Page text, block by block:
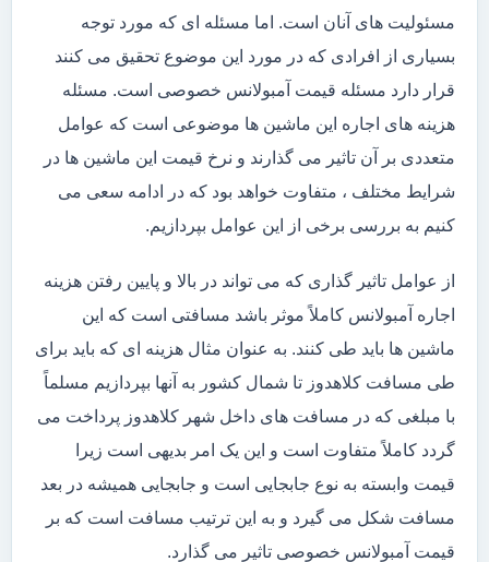
مسئولیت های آنان است. اما مسئله ای که مورد توجه
بسیاری از افرادی که در مورد این موضوع تحقیق می کنند
قرار دارد مسئله قیمت آمبولانس خصوصی است. مسئله
هزینه های اجاره این ماشین ها موضوعی است که عوامل
متعددی بر آن تاثیر می گذارند و نرخ قیمت این ماشین ها در
شرایط مختلف ، متفاوت خواهد بود که در ادامه سعی می
کنیم به بررسی برخی از این عوامل بپردازیم.
از عوامل تاثیر گذاری که می تواند در بالا و پایین رفتن هزینه
اجاره آمبولانس کاملاً موثر باشد مسافتی است که این
ماشین ها باید طی کنند. به عنوان مثال هزینه ای که باید برای
طی مسافت کلاهدوز تا شمال کشور به آنها بپردازیم مسلماً
با مبلغی که در مسافت های داخل شهر کلاهدوز پرداخت می
گردد کاملاً متفاوت است و این یک امر بدیهی است زیرا
قیمت وابسته به نوع جابجایی است و جابجایی همیشه در بعد
مسافت شکل می گیرد و به این ترتیب مسافت است که بر
قیمت آمبولانس خصوصی تاثیر می گذارد.